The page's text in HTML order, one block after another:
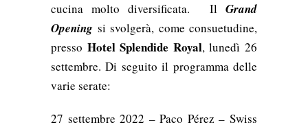
cucina molto diversificata. IlGrand
Opening si svolgerà, come consuetudine,
presso Hotel Splendide Royal, lunedì 26
settembre. Di seguito il programma delle
varie serate:
27 settembre 2022 – Paco Pérez – Swiss